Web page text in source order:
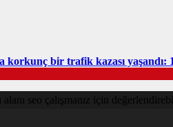
korkunç bir trafik kazası yaşandı:
seo çalışmanız için